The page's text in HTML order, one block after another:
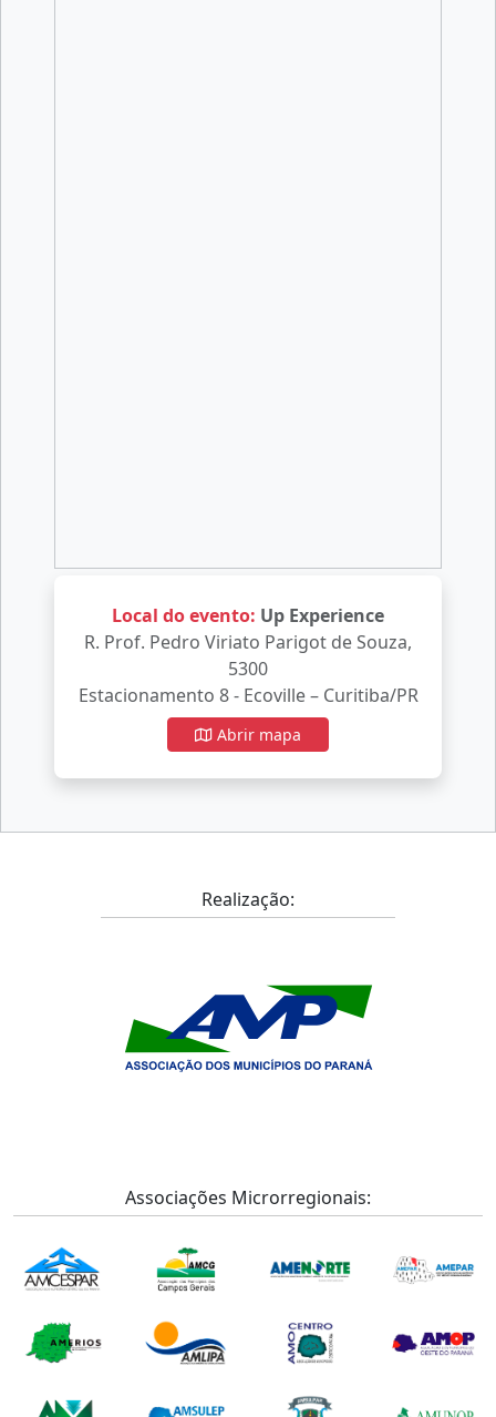
Local do evento: Up Experience
R. Prof. Pedro Viriato Parigot de Souza,
5300
Estacionamento 8 - Ecoville – Curitiba/PR
Abrir mapa
Realização:
Associações Microrregionais: